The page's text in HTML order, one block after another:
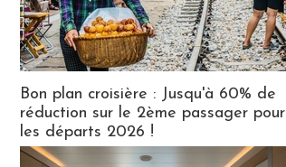
Bon plan croisière : Jusqu'à 60% de
réduction sur le 2ème passager pour
les départs 2026 !